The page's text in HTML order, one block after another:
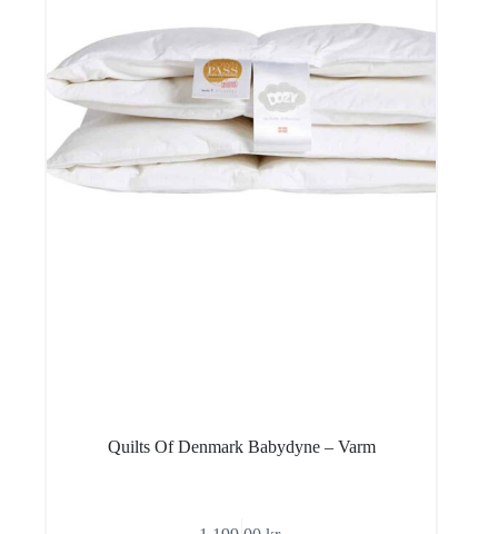
Quilts Of Denmark Babydyne – Varm